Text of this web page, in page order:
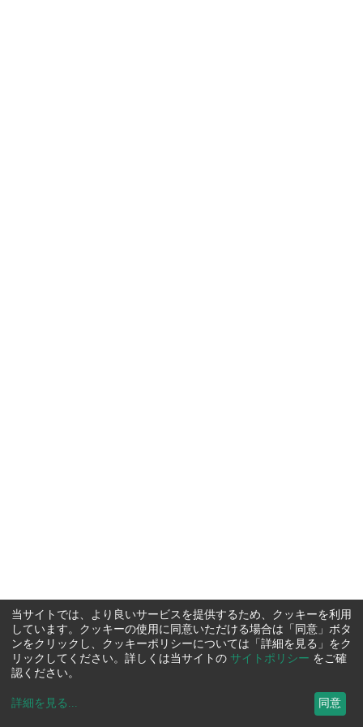
当サイトでは、より良いサービスを提供するため、クッキーを利用
しています。クッキーの使用に同意いただける場合は「同意」ボタ
ンをクリックし、クッキーポリシーについては「詳細を見る」をク
リックしてください。詳しくは当サイトの サイトポリシー をご確
認ください。
詳細を見る ... 同意